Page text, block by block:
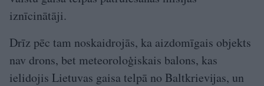
iznīcinātāji.
Drīz pēc tam noskaidrojās, ka aizdomīgais objekts
nav drons, bet meteoroloģiskais balons, kas
ielidojis Lietuvas gaisa telpā no Baltkrievijas, un